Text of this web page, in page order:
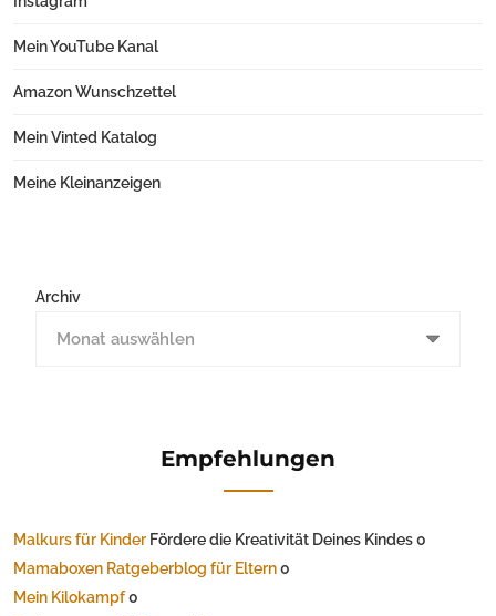
Mein YouTube Kanal
Amazon Wunschzettel
Mein Vinted Katalog
Meine Kleinanzeigen
Archiv
Empfehlungen
Malkurs für Kinder Fördere die Kreativität Deines Kindes 0
Mamaboxen Ratgeberblog für Eltern0
Mein Kilokampf0